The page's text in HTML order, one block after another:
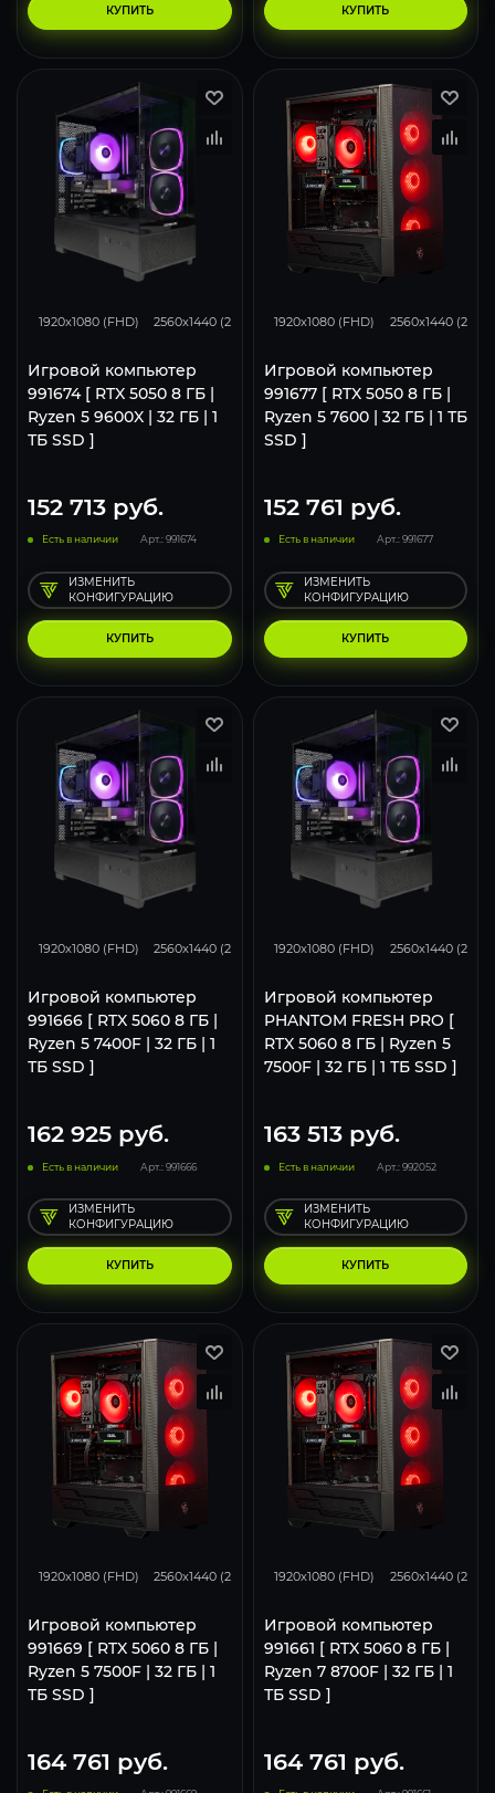
КУПИТЬ КУПИТЬ
1920x1080 (FHD) 2560x1440 (2K) 3840x2160 (4K)
Игровой компьютер
991674 [ RTX 5050 8 ГБ |
Ryzen 5 9600X | 32 ГБ | 1
ТБ SSD ]
152 713 руб.
Есть в наличии Арт.: 991674
КУПИТЬ
ИЗМЕНИТЬ
КОНФИГУРАЦИЮ
1920x1080 (FHD) 2560x1440 (2K)
Игровой компьютер
991677 [ RTX 5050 8 ГБ |
Ryzen 5 7600 | 32 ГБ | 1 ТБ
SSD ]
152 761 руб.
Есть в наличии Арт.: 991677
КУПИТЬ
ИЗМЕНИТЬ
КОНФИГУРАЦИЮ
1920x1080 (FHD) 2560x1440 (2K) 3840x2160 (4K)
Игровой компьютер
991666 [ RTX 5060 8 ГБ |
Ryzen 5 7400F | 32 ГБ | 1
ТБ SSD ]
162 925 руб.
Есть в наличии Арт.: 991666
КУПИТЬ
ИЗМЕНИТЬ
КОНФИГУРАЦИЮ
1920x1080 (FHD) 2560x1440 (2K)
Игровой компьютер
PHANTOM FRESH PRO [
RTX 5060 8 ГБ | Ryzen 5
7500F | 32 ГБ | 1 ТБ SSD ]
163 513руб.
Есть в наличии Арт.: 992052
КУПИТЬ
ИЗМЕНИТЬ
КОНФИГУРАЦИЮ
1920x1080 (FHD) 2560x1440 (2K) 3840x2160 (4K)
Игровой компьютер
991669 [ RTX 5060 8 ГБ |
Ryzen 5 7500F | 32 ГБ | 1
ТБ SSD ]
164 761 руб.
1920x1080 (FHD) 2560x1440 (2K)
Игровой компьютер
991661 [ RTX 5060 8 ГБ |
Ryzen 7 8700F | 32 ГБ | 1
ТБ SSD ]
164 761 руб.